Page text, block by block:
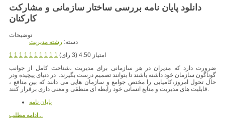
دانلود پایان نامه بررسی ساختار سازمانی و مشارکت
توضیحات
دسته: رشته مديريت
1 1 1 1 1 1 1 1 1 1
امتیاز 4.50 (3 رای)
ضرورت دارد که مدیران در هر سازمانی برای مدیریت ،شناخت کامل از جوانب
گوناگون سازمان خود داشته باشند تا بتوانند تصمیم درست بگیرند. در دنیای پیچیده ودر
حال تحول امروز،کامیابی را مختص جوامع و سازمان هایی می دانند که بین منافع ،
قابلیت های مدیریت و منابع انسانی خود رابطه ای منطقی و معنی داری برقرار کنند.
پایان نامه
ادامه مطلب...